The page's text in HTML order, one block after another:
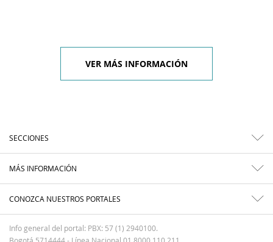
VER MÁS INFORMACIÓN
SECCIONES
MÁS INFORMACIÓN
CONOZCA NUESTROS PORTALES
Info general del portal: PBX: 57 (1) 2940100.